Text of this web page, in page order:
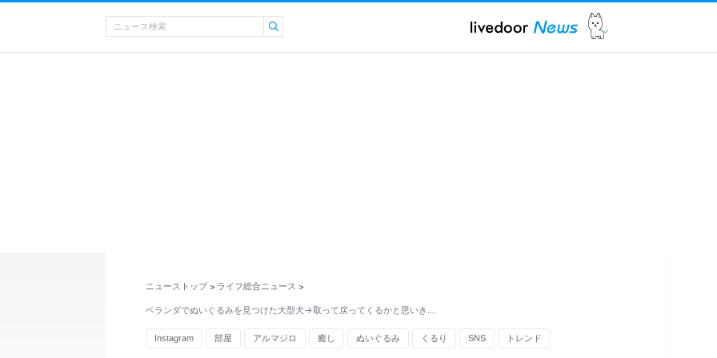
ニューストップ > ライフ総合ニュース >
ベランダでぬいぐるみを見つけた大型犬→取って戻ってくるかと思いき…
Instagram 部屋 アルマジロ 癒し ぬいぐるみ くるり SNS トレンド